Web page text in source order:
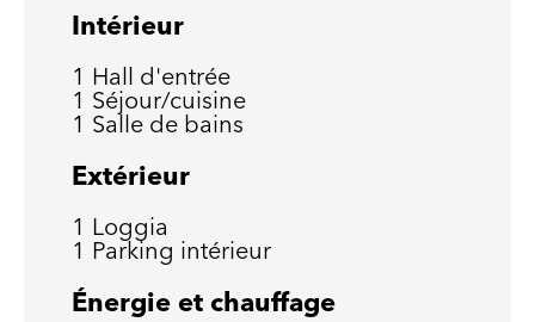
Intérieur
1 Hall d'entrée
1 Séjour/cuisine
1 Salle de bains
Extérieur
1 Loggia
1 Parking intérieur
Énergie et chauffage